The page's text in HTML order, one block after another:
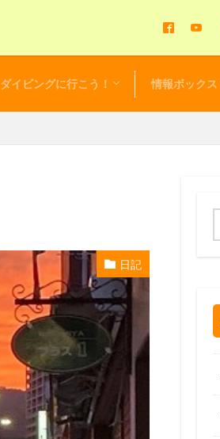
ダイビングに行こう！ 情報ボックス
日記